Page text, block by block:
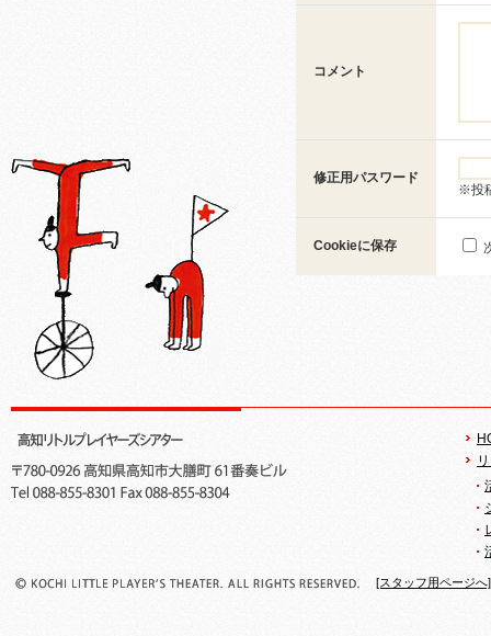
コメント
修正用パスワード
※投
Cookieに保存
[スタッフ用ページへ]